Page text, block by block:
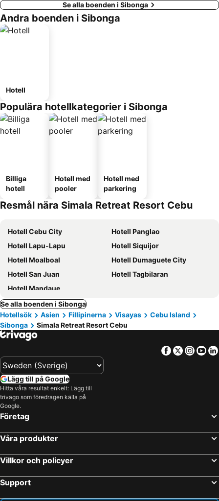
Se alla boenden i Sibonga
Andra boenden i Sibonga
Hotell
Populära hotellkategorier i Sibonga
Billiga
hotell
Hotell med
pooler
Hotell med
parkering
Resmål nära Simala Retreat Resort Cebu
Hotell Cebu City
Hotell Panglao
Hotell Lapu-Lapu
Hotell Siquijor
Hotell Moalboal
Hotell Dumaguete City
Hotell San Juan
Hotell Tagbilaran
Hotell Mandaue
Se alla boenden i Sibonga
Hotellsök
Asien Fillipinerna Visayas
Cebu Island
Sibonga
Simala Retreat Resort Cebu
Facebook
Twitter
Lägg till på Google
Hitta våra resultat enkelt: Lägg till
trivago som föredragen källa på
Google.
Företag
Våra produkter
Villkor och policyer
Support